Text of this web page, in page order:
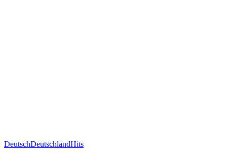
DeutschDeutschlandHits